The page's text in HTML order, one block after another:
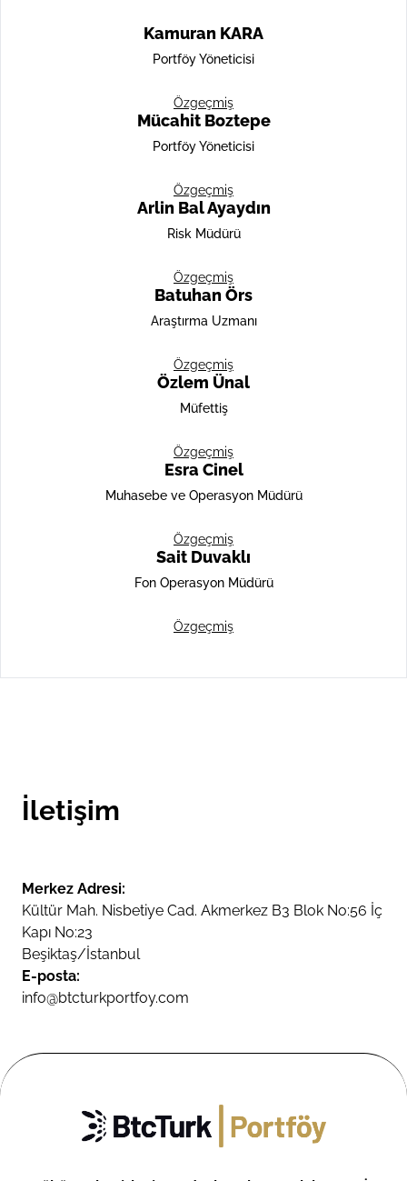
Kamuran KARA
Portföy Yöneticisi
Özgeçmiş
Mücahit Boztepe
Portföy Yöneticisi
Özgeçmiş
Arlin Bal Ayaydın
Risk Müdürü
Özgeçmiş
Batuhan Örs
Araştırma Uzmanı
Özgeçmiş
Özlem Ünal
Müfettiş
Özgeçmiş
Esra Cinel
Muhasebe ve Operasyon Müdürü
Özgeçmiş
Sait Duvaklı
Fon Operasyon Müdürü
Özgeçmiş
İletişim
Merkez Adresi:
Kültür Mah. Nisbetiye Cad. Akmerkez B3 Blok No:56 İç
Kapı No:23
Beşiktaş/İstanbul
E-posta:
info@btcturkportfoy.com